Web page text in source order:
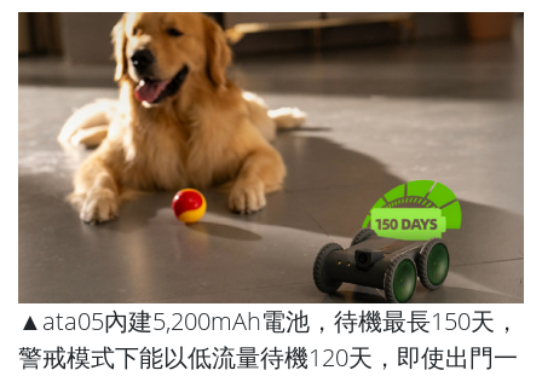
▲ata05內建5,200mAh電池，待機最長150天，
警戒模式下能以低流量待機120天，即使出門一